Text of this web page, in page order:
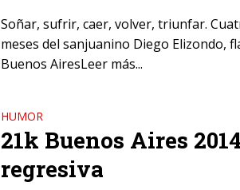
Soñar, sufrir, caer, volver, triunfar.
meses del sanjuanino Diego Elizondo,
Buenos AiresLeer más...
HUMOR
21k Buenos Aires
regresiva